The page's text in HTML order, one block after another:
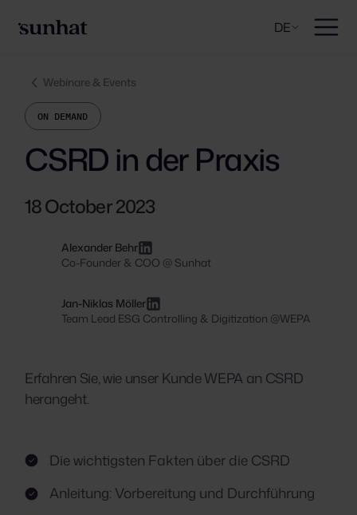
DE
Webinare & Events
ON DEMAND
CSRD in der Praxis
18 October 2023
Alexander Behr
Co-Founder & COO @ Sunhat
Jan-Niklas Möller
Team Lead ESG Controlling & Digitization @WEPA
Erfahren Sie, wie unser Kunde WEPA an CSRD
herangeht.
Die wichtigsten Fakten über die CSRD
Anleitung: Vorbereitung und Durchführung